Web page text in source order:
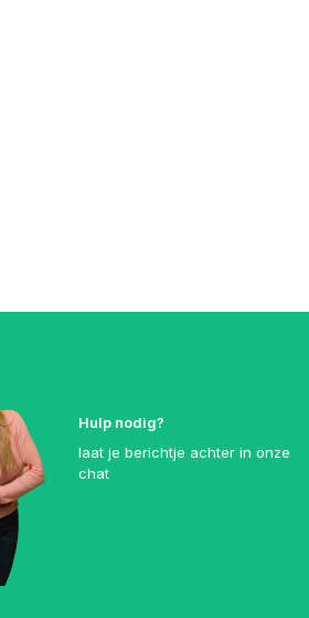
Hulp nodig?
laat je berichtje achter in onze
chat